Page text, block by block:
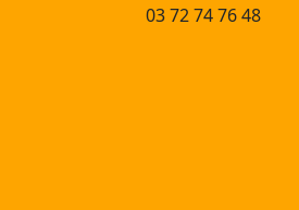
03 72 74 76 48